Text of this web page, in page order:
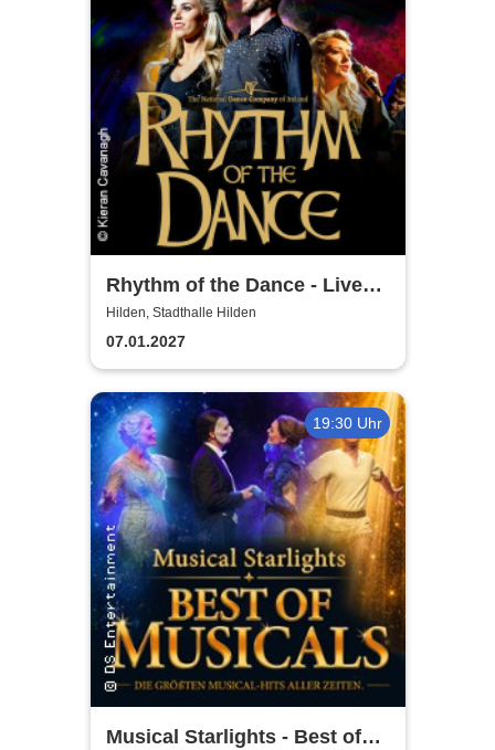
Rhythm of the Dance - Live
2027
Hilden, Stadthalle Hilden
07.01.2027
19:30 Uhr
Musical Starlights - Best of